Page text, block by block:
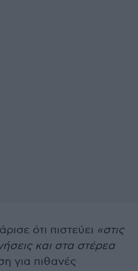
ότι πιστεύει «στις
και στα στέρεα
για πιθανές